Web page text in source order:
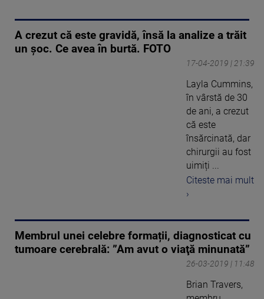
A crezut că este gravidă, însă la analize a trăit
un șoc. Ce avea în burtă. FOTO
17-04-2019 | 21:39
Layla Cummins,
în vârstă de 30
de ani, a crezut
că este
însărcinată, dar
chirurgii au fost
uimiți ...
Citeste mai mult
›
Membrul unei celebre formații, diagnosticat cu
tumoare cerebrală: ”Am avut o viaţă minunată”
26-03-2019 | 11:48
Brian Travers,